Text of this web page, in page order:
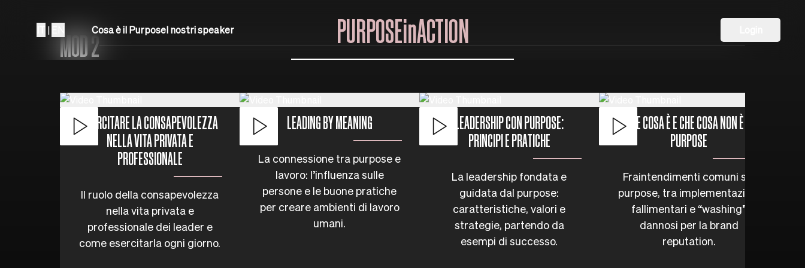
| Cosa è il PurposeI nostri speaker PURPOSEinACTION
MOD 2
ESERCITARE LA CONSAPEVOLEZZA
NELLA VITA PRIVATA E
PROFESSIONALE
Il ruolo della consapevolezza
nella vita privata e
professionale dei leader e
come esercitarla ogni giorno.
LEADING BY MEANING
La connessione tra purpose e
lavoro: l’influenza sulle
persone e le buone pratiche
per creare ambienti di lavoro
umani.
LEADERSHIP CON PURPOSE:
PRINCIPI E PRATICHE
La leadership fondata e
guidata dal purpose:
caratteristiche, valori e
strategie, partendo da
esempi di successo.
CHE COSA È E CHE COSA NON È IL
PURPOSE
Fraintendimenti comuni sul
purpose, tra implementazioni
fallimentari e “washing”
dannosi per la brand
reputation.